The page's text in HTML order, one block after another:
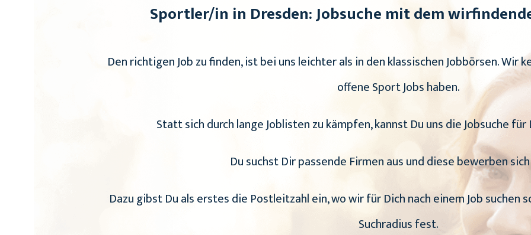
Sportler/in in Dresden: Jobsuche mit dem
Den richtigen Job zu finden, ist bei uns leichter als in den klassischen Jobbörsen. Wir
offene Sport Jobs haben.
Statt sich durch lange Joblisten zu kämpfen, kannst Du uns die Jobsuche für
Du suchst Dir passende Firmen aus und diese bewerben
Dazu gibst Du als erstes die Postleitzahl ein, wo wir für Dich nach einem Job suchen
Suchradius fest.